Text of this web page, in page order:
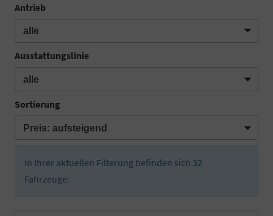
Antrieb
Ausstattungslinie
Sortierung
In Ihrer aktuellen Filterung befinden sich 32
Fahrzeuge: